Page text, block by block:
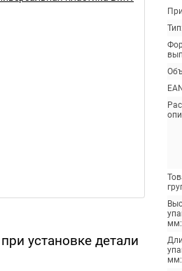
установке детали
Тип:
мм:
мм: